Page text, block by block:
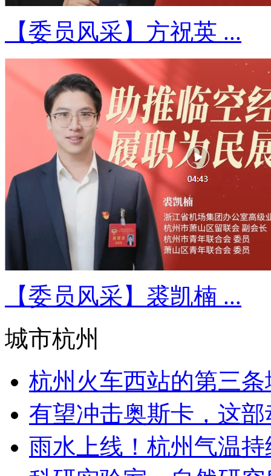
【委员风采】方祝英 ...
【委员风采】裘凯楠 ...
城市杭州
杭州火车西站的第三
有望冲击奥斯卡，这
雨水上线！杭州气温